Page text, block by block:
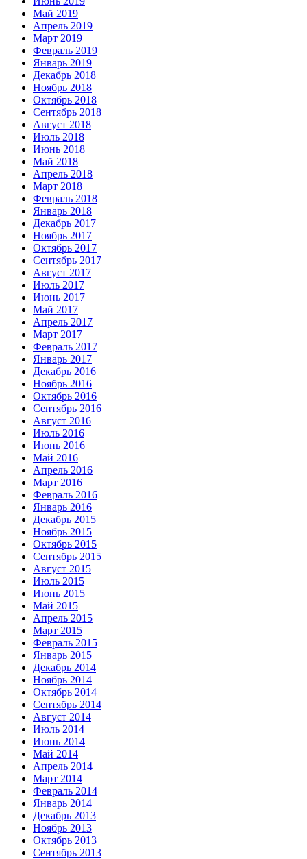
Май 2019
Апрель 2019
Март 2019
Февраль 2019
Январь 2019
Декабрь 2018
Ноябрь 2018
Октябрь 2018
Сентябрь 2018
Август 2018
Июль 2018
Июнь 2018
Май 2018
Апрель 2018
Март 2018
Февраль 2018
Январь 2018
Декабрь 2017
Ноябрь 2017
Октябрь 2017
Сентябрь 2017
Август 2017
Июль 2017
Июнь 2017
Май 2017
Апрель 2017
Март 2017
Февраль 2017
Январь 2017
Декабрь 2016
Ноябрь 2016
Октябрь 2016
Сентябрь 2016
Август 2016
Июль 2016
Июнь 2016
Май 2016
Апрель 2016
Март 2016
Февраль 2016
Январь 2016
Декабрь 2015
Ноябрь 2015
Октябрь 2015
Сентябрь 2015
Август 2015
Июль 2015
Июнь 2015
Май 2015
Апрель 2015
Март 2015
Февраль 2015
Январь 2015
Декабрь 2014
Ноябрь 2014
Октябрь 2014
Сентябрь 2014
Август 2014
Июль 2014
Июнь 2014
Май 2014
Апрель 2014
Март 2014
Февраль 2014
Январь 2014
Декабрь 2013
Ноябрь 2013
Октябрь 2013
Сентябрь 2013